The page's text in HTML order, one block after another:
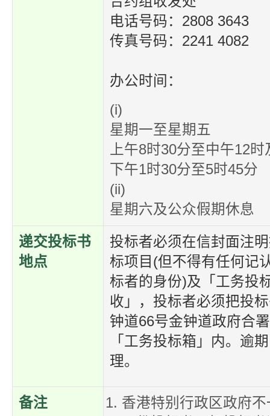
电话号码：2808 3643
传真号码：2241 4082
办公时间：
(i)
星期一至星期五
上午8时30分至中午12时
下午1时30分至5时45分
(ii)
星期六及公众假期休息
递交投标书
地点
投标者必须在信封面注
标项目(但不得有任何记
标者的身份)及「工务投
收」，投标者必须把投
钟道66号金钟道政府合
「工务投标箱」内。逾
理。
备注
香港特别行政区政府